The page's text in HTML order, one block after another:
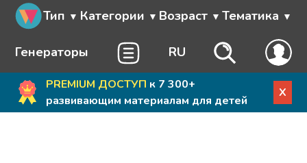
Тип Категории Возраст Тематика
Генераторы RU
PREMIUM ДОСТУП к 7 300+
развивающим материалам для детей
X